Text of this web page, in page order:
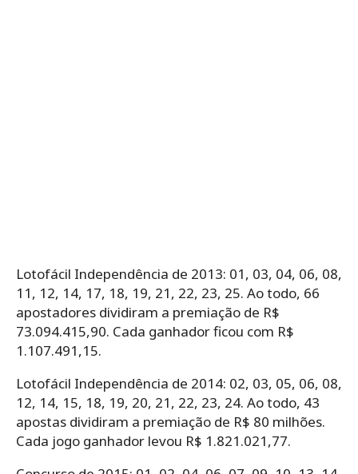
Lotofácil Independência de 2013: 01, 03, 04, 06, 08,
11, 12, 14, 17, 18, 19, 21, 22, 23, 25. Ao todo, 66
apostadores dividiram a premiação de R$
73.094.415,90. Cada ganhador ficou com R$
1.107.491,15.
Lotofácil Independência de 2014: 02, 03, 05, 06, 08,
12, 14, 15, 18, 19, 20, 21, 22, 23, 24. Ao todo, 43
apostas dividiram a premiação de R$ 80 milhões.
Cada jogo ganhador levou R$ 1.821.021,77.